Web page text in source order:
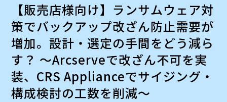
【販売店様向け】ランサムウェア対
策でバックアップ改ざん防止需要が
増加。設計・選定の手間をどう減ら
す？ ～Arcserveで改ざん不可を実
装、CRS Applianceでサイジング・
構成検討の工数を削減～